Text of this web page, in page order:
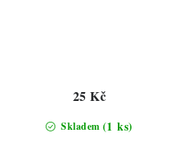
Skladem (1 ks)
25 Kč